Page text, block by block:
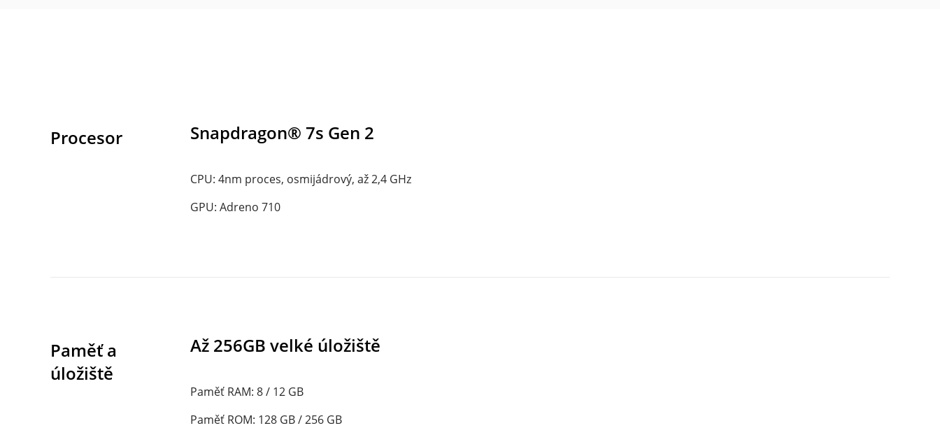
Procesor Snapdragon® 7s Gen 2
CPU: 4nm proces, osmijádrový, až 2,4 GHz
GPU: Adreno 710
Paměť a
úložiště
Až 256GB velké úložiště
Paměť RAM: 8 / 12 GB
Paměť ROM: 128 GB / 256 GB